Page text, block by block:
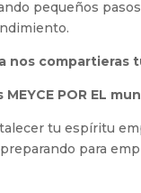
pequeños
nos compartieras
POR EL
tu espíritu
para